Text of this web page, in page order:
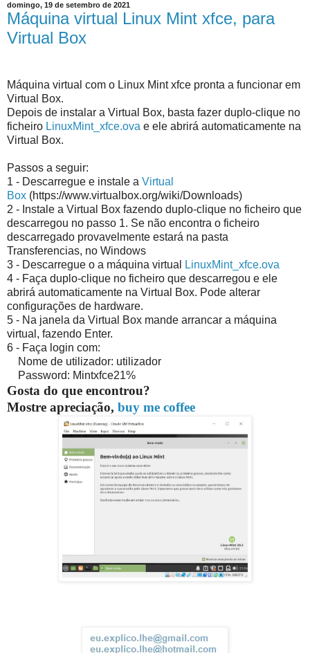
domingo, 19 de setembro de 2021
Máquina virtual Linux Mint xfce, para
Virtual Box
Máquina virtual com o Linux Mint xfce pronta a funcionar em
Virtual Box.
Depois de instalar a Virtual Box, basta fazer duplo-clique no
ficheiro LinuxMint_xfce.ova e ele abrirá automaticamente na
Virtual Box.
Passos a seguir:
1 - Descarregue e instale a Virtual
Box (https://www.virtualbox.org/wiki/Downloads)
2 - Instale a Virtual Box fazendo duplo-clique no ficheiro que
descarregou no passo 1. Se não encontra o ficheiro
descarregado provavelmente estará na pasta
Transferencias, no Windows
3 - Descarregue o a máquina virtual
LinuxMint_xfce.ova
4 - Faça duplo-clique no ficheiro que descarregou e ele
abrirá automaticamente na Virtual Box. Pode alterar
configurações de hardware.
5 - Na janela da Virtual Box mande arrancar a máquina
virtual, fazendo Enter.
6 - Faça login com:
Nome de utilizador: utilizador
Password: Mintxfce21%
Gosta do que encontrou?
Mostre apreciação, buy me coffee